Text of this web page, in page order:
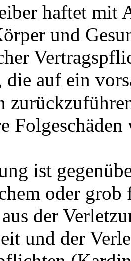
haftet mit
und
die auf ein
Folgeschäden
ist
oder grob
aus der
und der